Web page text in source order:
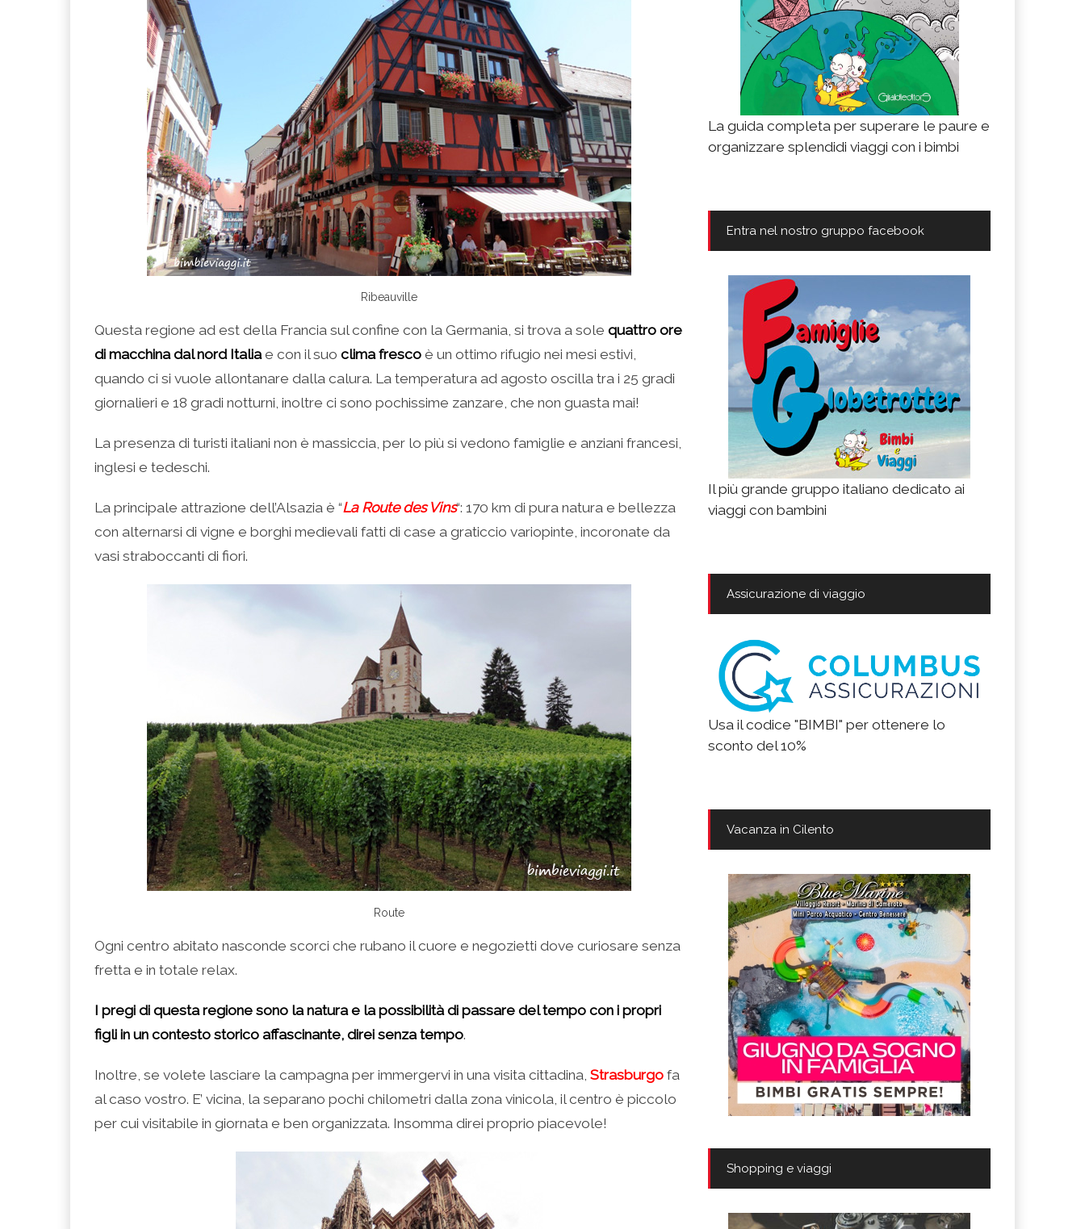
Ribeauville
Questa regione ad est della Francia sul confine con la Germania, si trova a sole quattro ore
di macchina dal nord Italia e con il suo clima fresco è un ottimo rifugio nei mesi estivi,
quando ci si vuole allontanare dalla calura. La temperatura ad agosto oscilla tra i 25 gradi
giornalieri e 18 gradi notturni, inoltre ci sono pochissime zanzare, che non guasta mai!
La presenza di turisti italiani non è massiccia, per lo più si vedono famiglie e anziani francesi,
inglesi e tedeschi.
La principale attrazione dell’Alsazia è “La Route des Vins“: 170 km di pura natura e bellezza
con alternarsi di vigne e borghi medievali fatti di case a graticcio variopinte, incoronate da
vasi straboccanti di fiori.
Route
Ogni centro abitato nasconde scorci che rubano il cuore e negozietti dove curiosare senza
fretta e in totale relax.
I pregi di questa regione sono la natura e la possibilità di passare del tempo con i propri
figli in un contesto storico affascinante, direi senza tempo.
Inoltre, se volete lasciare la campagna per immergervi in una visita cittadina, Strasburgo fa
al caso vostro. E’ vicina, la separano pochi chilometri dalla zona vinicola, il centro è piccolo
per cui visitabile in giornata e ben organizzata. Insomma direi proprio piacevole!
La guida completa per superare le paure e
organizzare splendidi viaggi con i bimbi
Entra nel nostro gruppo facebook
Il più grande gruppo italiano dedicato ai
viaggi con bambini
Assicurazione di viaggio
Usa il codice "BIMBI" per ottenere lo
sconto del 10%
Vacanza in Cilento
Shopping e viaggi